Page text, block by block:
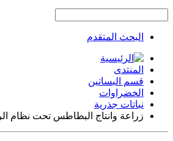
البحث المتقدم
المنتدى
قسم البساتين
الخضراوات
نباتات جذرية
زراعة وانتاج البطاطس تحت نظام